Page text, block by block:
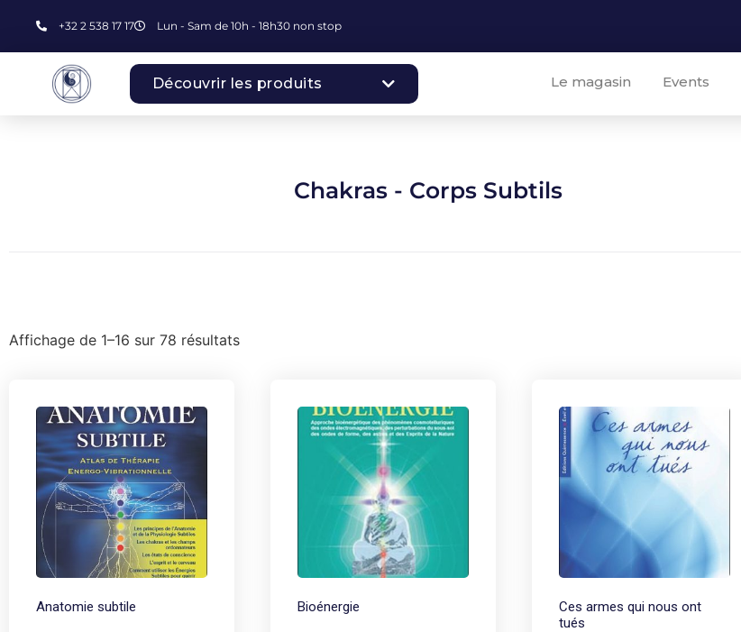
+32 2 538 17 17 Lun - Sam de 10h - 18h30 non stop
Découvrir les produits Le magasin Events
Chakras - Corps Subtils
Affichage de 1–16 sur 78 résultats
Anatomie subtile Bioénergie
Ces armes qui nous ont
tués